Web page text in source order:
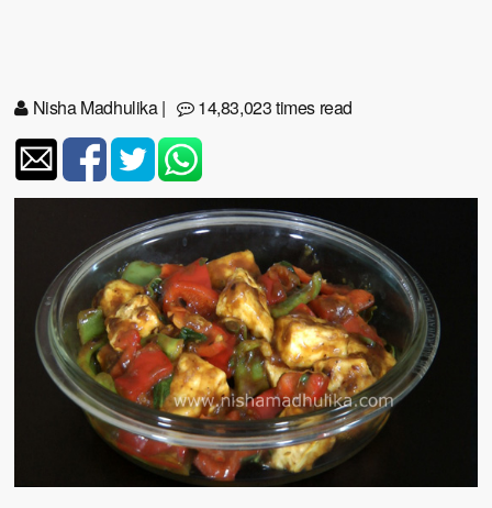
Nisha Madhulika| 14,83,023 times read